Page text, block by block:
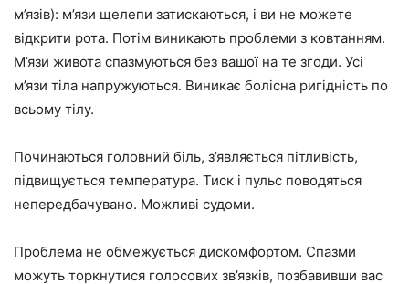
м’язів): м’язи щелепи затискаються, і ви не можете
відкрити рота. Потім виникають проблеми з ковтанням.
М’язи живота спазмуються без вашої на те згоди. Усі
м’язи тіла напружуються. Виникає болісна ригідність по
всьому тілу.
Починаються головний біль, з’являється пітливість,
підвищується температура. Тиск і пульс поводяться
непередбачувано. Можливі судоми.
Проблема не обмежується дискомфортом. Спазми
можуть торкнутися голосових зв’язків, позбавивши вас